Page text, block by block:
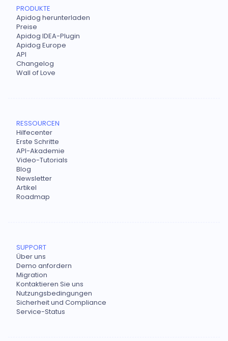
PRODUKTE
Apidog herunterladen
Preise
Apidog IDEA-Plugin
Apidog Europe
API
Changelog
Wall of Love
RESSOURCEN
Hilfecenter
Erste Schritte
API-Akademie
Video-Tutorials
Blog
Newsletter
Artikel
Roadmap
SUPPORT
Über uns
Demo anfordern
Migration
Kontaktieren Sie uns
Nutzungsbedingungen
Sicherheit und Compliance
Service-Status